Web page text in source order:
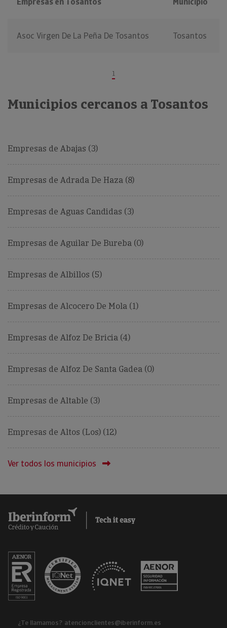
Asoc Virgen De La Peña De Tosantos Tosantos
1
Municipios cercanos a Tosantos
Empresas de Abajas (3)
Empresas de Adrada De Haza (8)
Empresas de Aguas Candidas (3)
Empresas de Aguilar De Bureba (0)
Empresas de Albillos (5)
Empresas de Alcocero De Mola (1)
Empresas de Alfoz De Bricia (4)
Empresas de Alfoz De Santa Gadea (0)
Empresas de Altable (3)
Empresas de Altos (Los) (12)
Ver todos los municipios
¿Te llamamos? atencionclientes@iberinform.es